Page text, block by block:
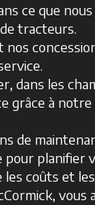
ce que
tracteurs.
nos
dans les
grâce à
de
pour planifier
coûts et
vous